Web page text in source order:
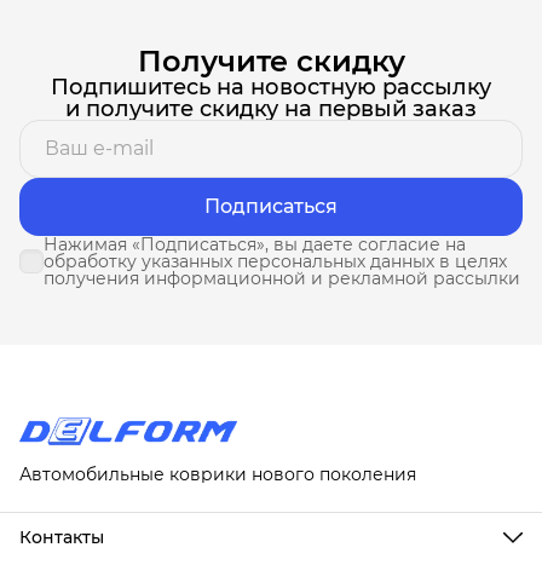
Получите скидку
Подпишитесь на новостную рассылку
и получите скидку на первый заказ
Подписаться
Нажимая «Подписаться», вы даете согласие на
обработку указанных персональных данных в целях
получения информационной и рекламной рассылки
Автомобильные коврики нового поколения
Контакты